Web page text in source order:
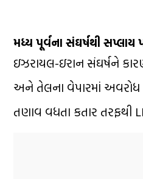
મધ્ય પૂર્વના સંઘર્ષથી
ઇઝરાયલ-ઇરાન સંઘર્ષને
અને તેલના વેપારમાં અવરોધ
તણાવ વધતા કતાર તરફથી